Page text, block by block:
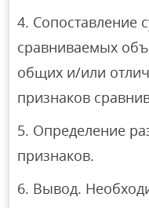
Сопоставление
сравниваемых
общих и/или
признаков
Определение
признаков.
Вывод.